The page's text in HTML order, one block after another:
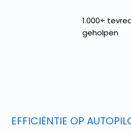
1.000+
geholpen
EFFICIËNTIE OP